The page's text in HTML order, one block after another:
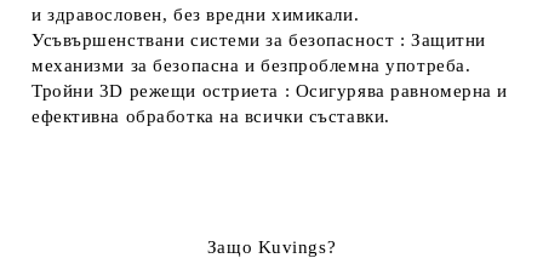
и здравословен, без вредни химикали.
Усъвършенствани системи за безопасност : Защитни
механизми за безопасна и безпроблемна употреба.
Тройни 3D режещи остриета : Осигурява равномерна и
ефективна обработка на всички съставки.
Защо Kuvings?